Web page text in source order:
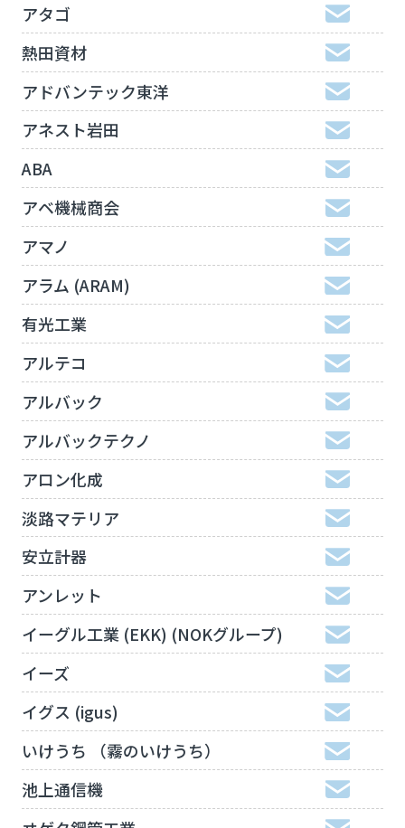
アタゴ
熱田資材
アドバンテック東洋
アネスト岩田
ABA
アベ機械商会
アマノ
アラム (ARAM)
有光工業
アルテコ
アルバック
アルバックテクノ
アロン化成
淡路マテリア
安立計器
アンレット
イーグル工業 (EKK) (NOKグループ)
イーズ
イグス (igus)
いけうち （霧のいけうち）
池上通信機